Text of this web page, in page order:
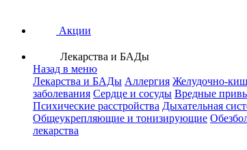
Акции
Лекарства и БАДы
Назад в меню
Лекарства и БАДы Аллергия Желудочно-
заболевания Сердце и сосуды Вредные
Психические расстройства Дыхательная
Общеукрепляющие и тонизирующие
лекарства